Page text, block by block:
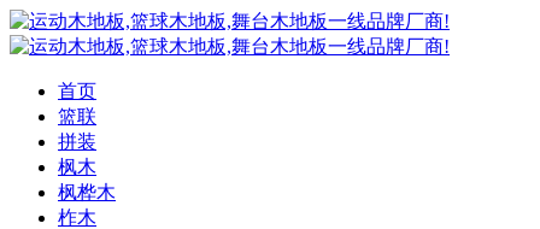
首页
篮联
拼装
枫木
枫桦木
柞木